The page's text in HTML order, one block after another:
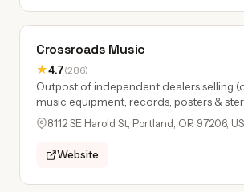
Crossroads Music
★4.7(286)
Outpost of independent dealers selling
music equipment, records, posters &
8112 SE Harold St, Portland, OR 97206,
Website